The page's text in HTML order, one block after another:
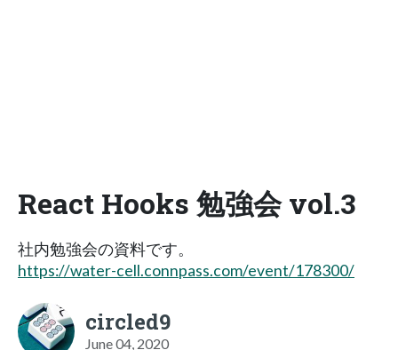
React Hooks 勉強会 vol.3
社内勉強会の資料です。
https://water-cell.connpass.com/event/178300/
circled9
June 04, 2020